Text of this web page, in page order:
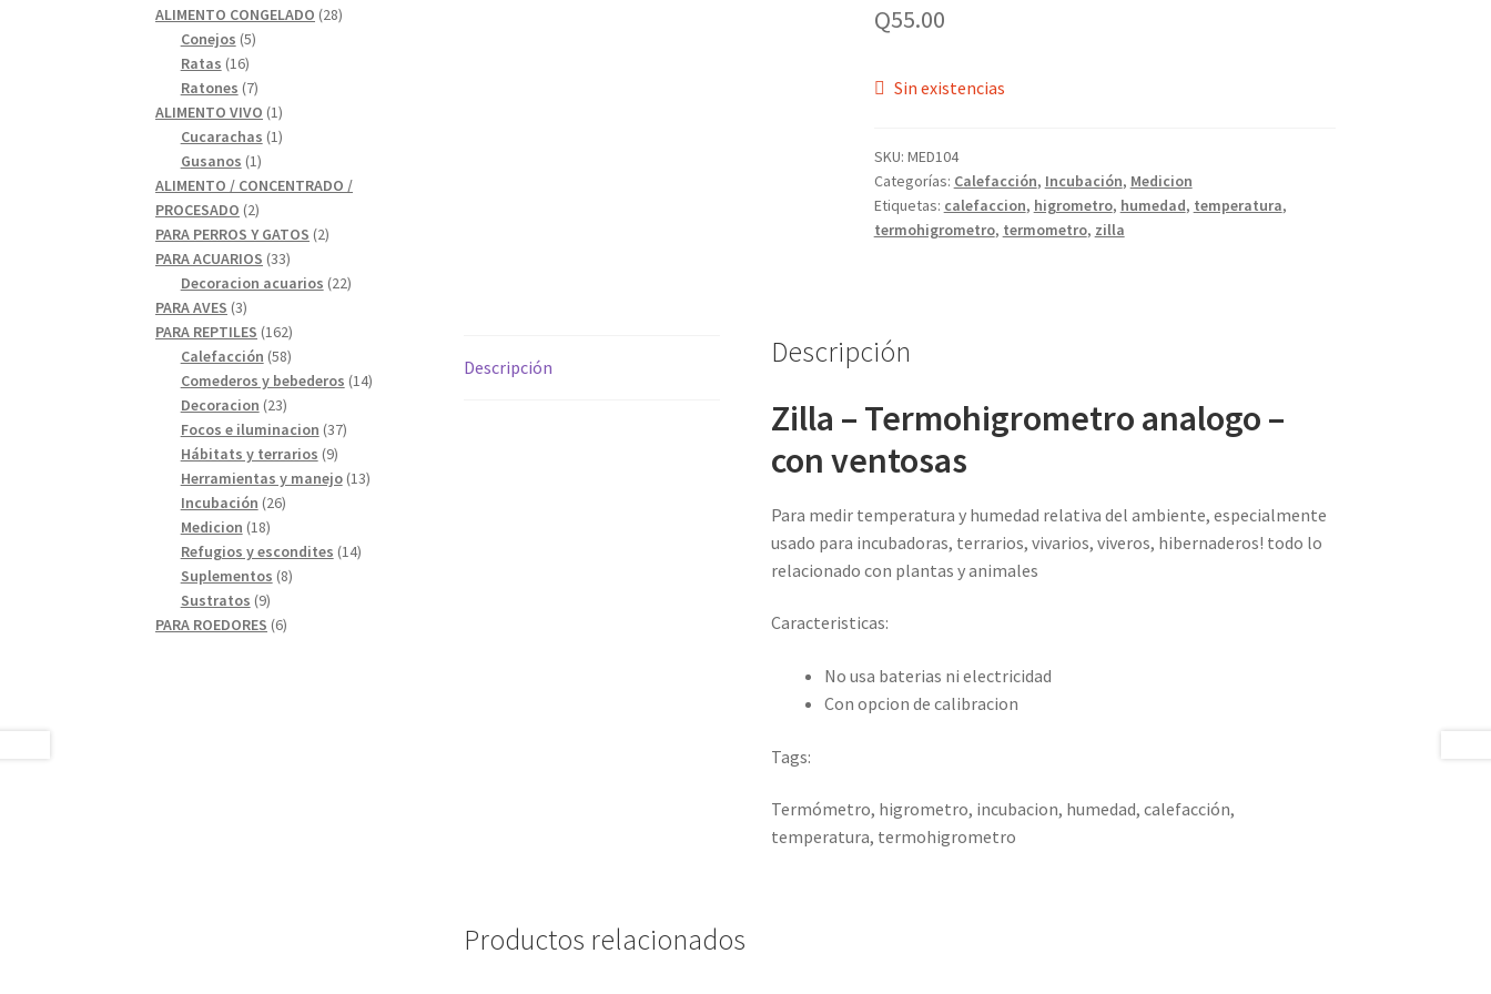
Q55.00
Sin existencias
SKU: MED104
Categorías: Calefacción, Incubación, Medicion
Etiquetas: calefaccion, higrometro, humedad, temperatura,
termohigrometro, termometro, zilla
Descripción Descripción
Zilla – Termohigrometro analogo –
con ventosas
Para medir temperatura y humedad relativa del ambiente, especialmente
usado para incubadoras, terrarios, vivarios, viveros, hibernaderos! todo lo
relacionado con plantas y animales
Caracteristicas:
No usa baterias ni electricidad
Con opcion de calibracion
Tags:
Termómetro, higrometro, incubacion, humedad, calefacción,
temperatura, termohigrometro
Productos relacionados
ALIMENTO CONGELADO 2828
Conejos 55
Ratas 1616
productos
Ratones 77
productos
ALIMENTO VIVO 11
producto
Cucarachas 11
Gusanos 11
producto
ALIMENTO / CONCENTRADO /
PROCESADO 22
productos
PARA PERROS Y GATOS 22
PARA ACUARIOS 3333
productos
Decoracion acuarios 2222
PARA AVES 33
productos
PARA REPTILES 162162
productos
Calefacción 5858
productos
Comederos y bebederos 1414
Decoracion 2323
productos
Focos e iluminacion 3737
Hábitats y terrarios 99
productos
Herramientas y manejo 1313
Incubación 2626
Medicion 1818
productos
Refugios y escondites 1414
Suplementos 88
Sustratos 99
productos
PARA ROEDORES 66